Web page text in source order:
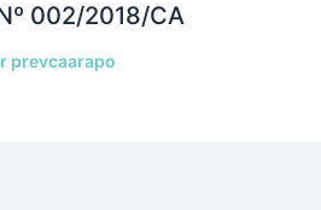
002/2018/CA
prevcaarapo